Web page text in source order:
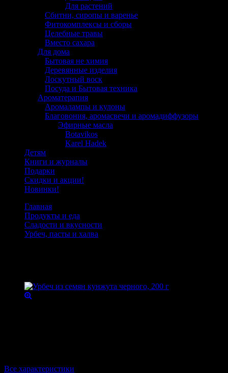
Для растений
Сбитни, сиропы и варенье
Фитокомплексы и сборы
Целебные травы
Вместо сахара
Для дома
Бытовая не химия
Деревянные изделия
Лоскутный воск
Посуда и Бытовая техника
Ароматерапия
Аромалампы и кулоны
Благовония, аромасвечи и аромадиффузоры
Эфирные масла
Botavikos
Karel Hadek
Детям
Книги и журналы
Подарки
Скидки и акции!
Новинки!
Главная
Продукты и еда
Сладости и вкусности
Урбеч, пасты и халва
Все характеристики